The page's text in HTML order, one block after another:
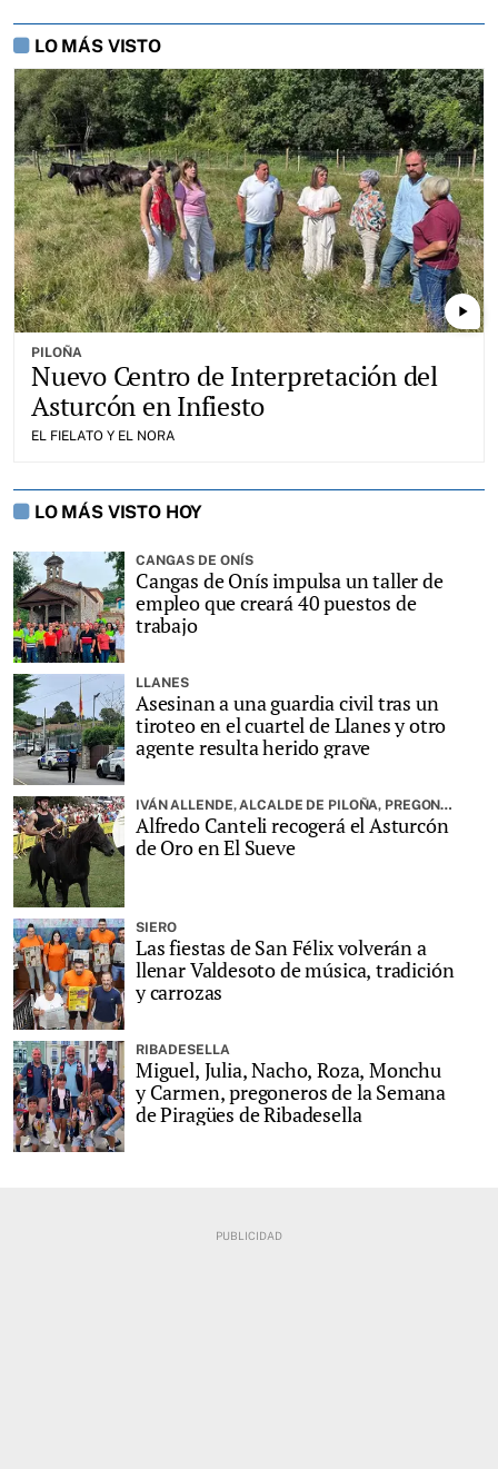
LO MÁS VISTO
play_arrow
PILOÑA
Nuevo Centro de Interpretación del
Asturcón en Infiesto
EL FIELATO Y EL NORA
LO MÁS VISTO HOY
CANGAS DE ONÍS
Cangas de Onís impulsa un taller de
empleo que creará 40 puestos de
trabajo
LLANES
Asesinan a una guardia civil tras un
tiroteo en el cuartel de Llanes y otro
agente resulta herido grave
IVÁN ALLENDE, ALCALDE DE PILOÑA, PREGONARÁ LA FIESTA
Alfredo Canteli recogerá el Asturcón
de Oro en El Sueve
SIERO
Las fiestas de San Félix volverán a
llenar Valdesoto de música, tradición
y carrozas
RIBADESELLA
Miguel, Julia, Nacho, Roza, Monchu
y Carmen, pregoneros de la Semana
de Piragües de Ribadesella